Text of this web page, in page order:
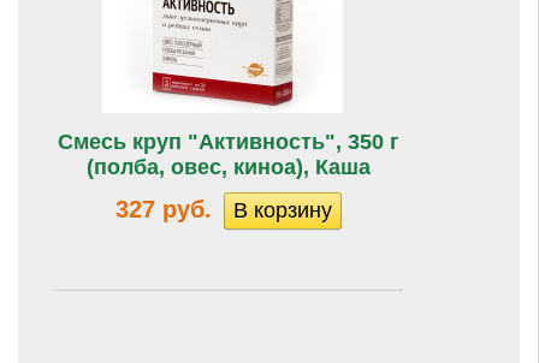
Смесь круп "Активность", 350 г
(полба, овес, киноа), Каша
327 руб.